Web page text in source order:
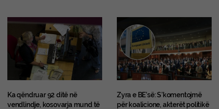
Ka qëndruar 92 ditë në
vendlindje, kosovarja mund të
Zyra e BE’së: S’komentojmë
për koalicione, akterët politikë